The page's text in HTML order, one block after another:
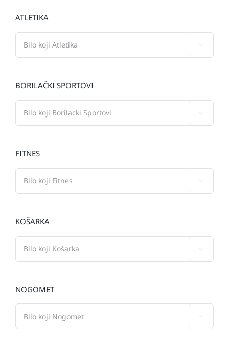
ATLETIKA
BORILAČKI SPORTOVI
FITNES
KOŠARKA
NOGOMET